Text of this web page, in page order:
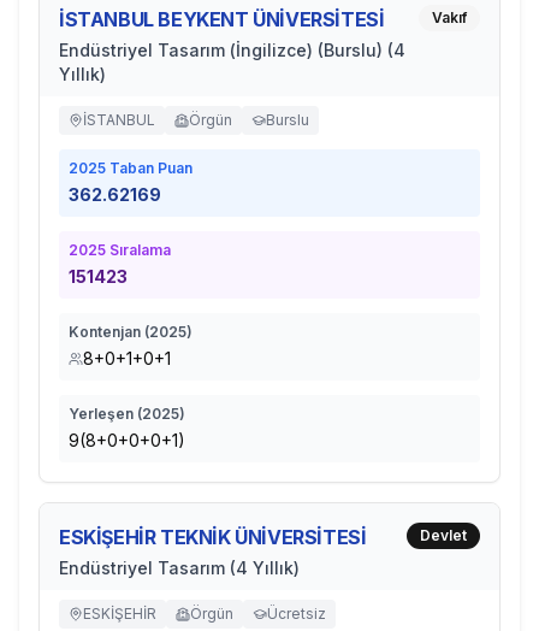
İSTANBUL BEYKENT ÜNİVERSİTESİ
Endüstriyel Tasarım (İngilizce) (Burslu) (4
Yıllık)
Vakıf
İSTANBUL Örgün Burslu
2025 Taban Puan
362.62169
2025 Sıralama
151423
Kontenjan (2025)
8+0+1+0+1
Yerleşen (2025)
9(8+0+0+0+1)
ESKİŞEHİR TEKNİK ÜNİVERSİTESİ
Endüstriyel Tasarım (4 Yıllık)
Devlet
ESKİŞEHİR Örgün Ücretsiz